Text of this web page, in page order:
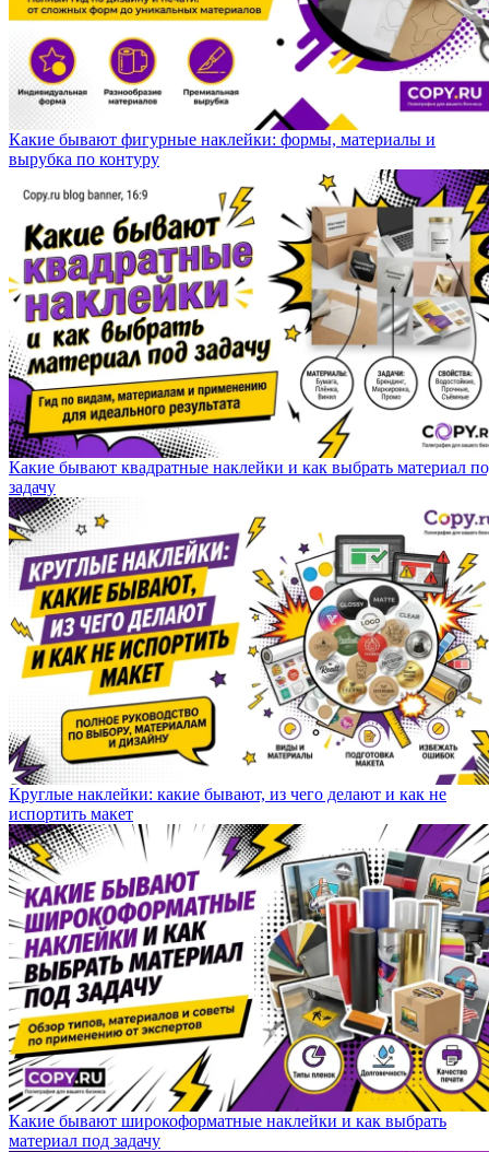
Какие бывают фигурные наклейки: формы, материалы и
вырубка по контуру
Какие бывают квадратные наклейки и как выбрать материал
задачу
Круглые наклейки: какие бывают, из чего делают и как не
испортить макет
Какие бывают широкоформатные наклейки и как выбрать
материал под задачу